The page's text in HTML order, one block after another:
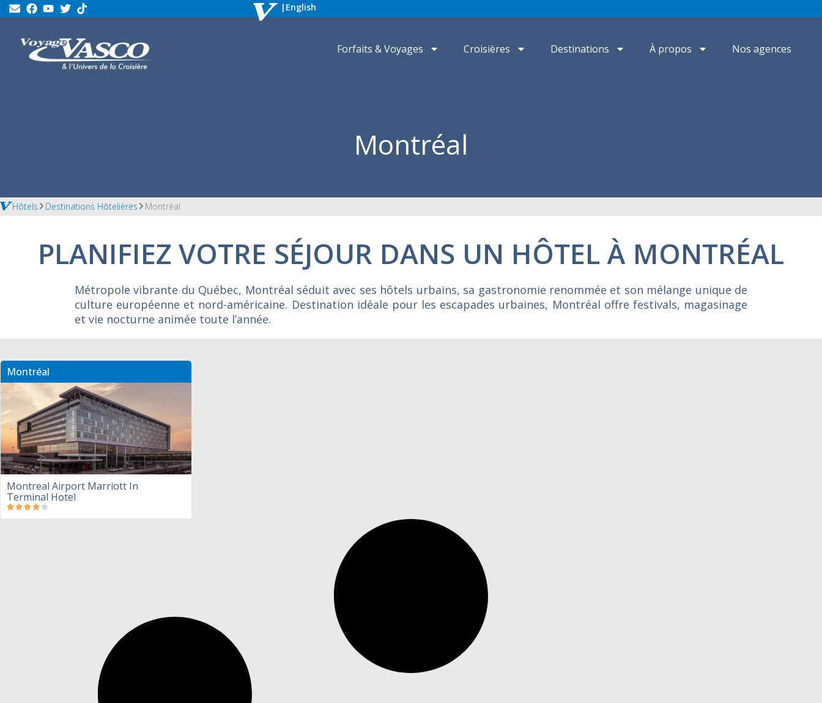
| English
Forfaits & Voyages Croisières Destinations À propos Nos agences
Montréal
Hôtels Destinations Hôtelières Montréal
PLANIFIEZ VOTRE SÉJOUR DANS UN HÔTEL À MONTRÉAL
Métropole vibrante du Québec, Montréal séduit avec ses hôtels urbains, sa gastronomie renommée et son mélange unique de
culture européenne et nord-américaine. Destination idéale pour les escapades urbaines, Montréal offre festivals, magasinage
et vie nocturne animée toute l’année.
Montréal
Montreal Airport Marriott In
Terminal Hotel